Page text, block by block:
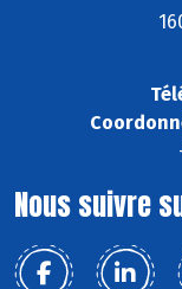
Nous suivre